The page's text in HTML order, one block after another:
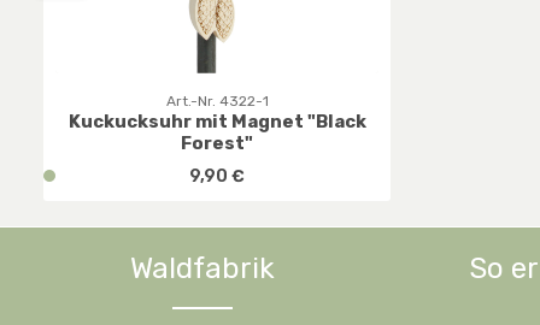
Art.-Nr. 4322-1
Kuckucksuhr mit Magnet "Black
Forest"
Regulärer Preis:
r
9,90 €
Produkt Anzahl: Gib den
Waldfabrik So